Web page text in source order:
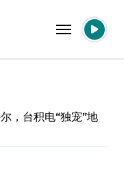
，台积电“独宠”地